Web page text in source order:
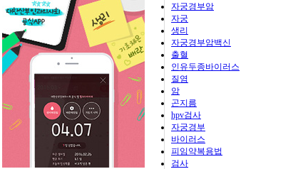
자궁경부암
자궁
생리
자궁경부암백신
출혈
인유두종바이러스
질염
암
곤지름
hpv검사
자궁경부
바이러스
피임약복용법
검사